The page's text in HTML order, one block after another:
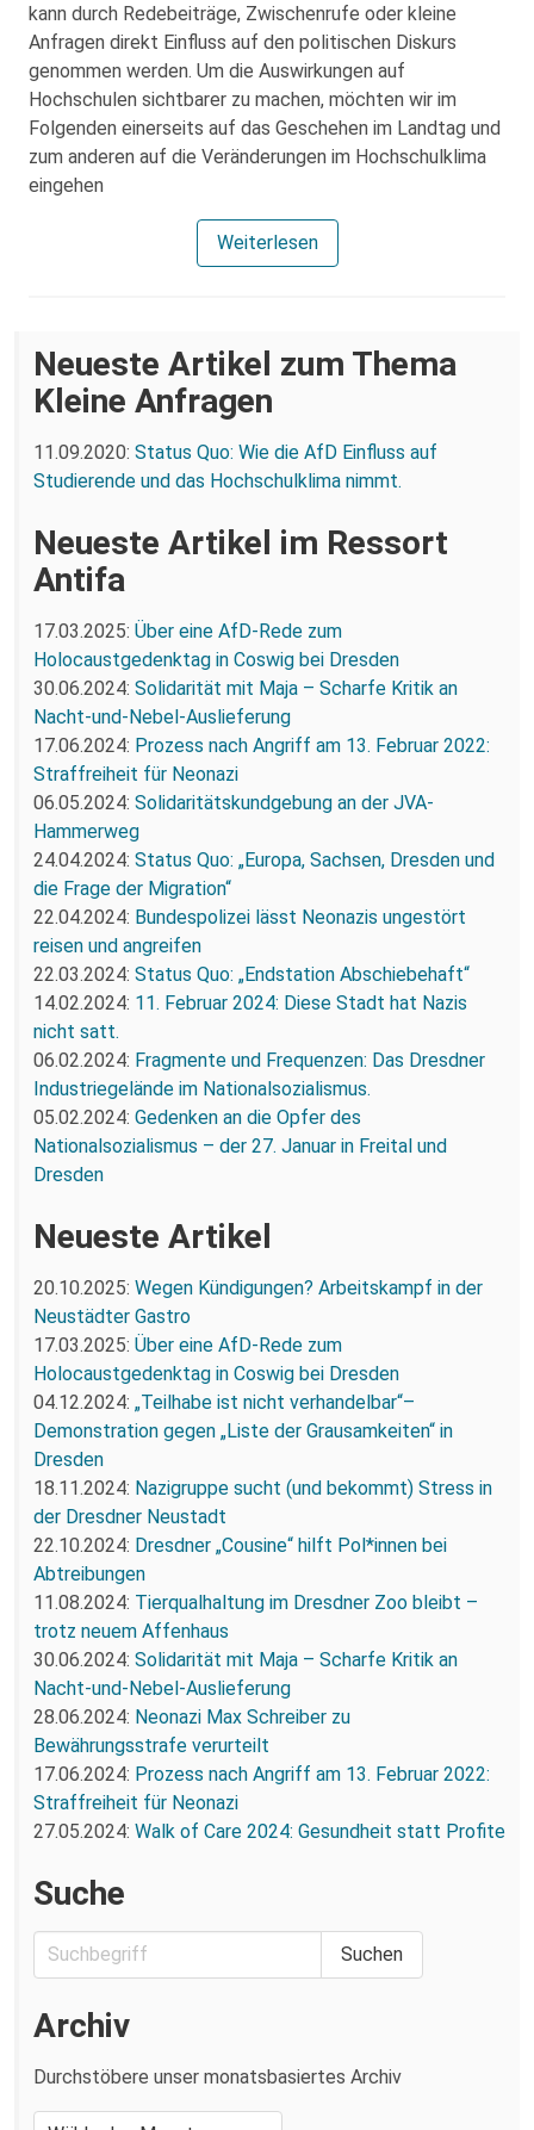
kann durch Redebeiträge, Zwischenrufe oder kleine
Anfragen direkt Einfluss auf den politischen Diskurs
genommen werden. Um die Auswirkungen auf
Hochschulen sichtbarer zu machen, möchten wir im
Folgenden einerseits auf das Geschehen im Landtag und
zum anderen auf die Veränderungen im Hochschulklima
eingehen
Weiterlesen
Neueste Artikel zum Thema
Kleine Anfragen
11.09.2020: Status Quo: Wie die AfD Einfluss auf
Studierende und das Hochschulklima nimmt.
Neueste Artikel im Ressort
Antifa
17.03.2025: Über eine AfD-Rede zum
Holocaustgedenktag in Coswig bei Dresden
30.06.2024: Solidarität mit Maja – Scharfe Kritik an
Nacht-und-Nebel-Auslieferung
17.06.2024: Prozess nach Angriff am 13. Februar 2022:
Straffreiheit für Neonazi
06.05.2024: Solidaritätskundgebung an der JVA-
Hammerweg
24.04.2024: Status Quo: „Europa, Sachsen, Dresden und
die Frage der Migration“
22.04.2024: Bundespolizei lässt Neonazis ungestört
reisen und angreifen
22.03.2024: Status Quo: „Endstation Abschiebehaft“
14.02.2024: 11. Februar 2024: Diese Stadt hat Nazis
nicht satt.
06.02.2024: Fragmente und Frequenzen: Das Dresdner
Industriegelände im Nationalsozialismus.
05.02.2024: Gedenken an die Opfer des
Nationalsozialismus – der 27. Januar in Freital und
Dresden
Neueste Artikel
20.10.2025: Wegen Kündigungen? Arbeitskampf in der
Neustädter Gastro
17.03.2025: Über eine AfD-Rede zum
Holocaustgedenktag in Coswig bei Dresden
04.12.2024: „Teilhabe ist nicht verhandelbar“–
Demonstration gegen „Liste der Grausamkeiten“ in
Dresden
18.11.2024: Nazigruppe sucht (und bekommt) Stress in
der Dresdner Neustadt
22.10.2024: Dresdner „Cousine“ hilft Pol*innen bei
Abtreibungen
11.08.2024: Tierqualhaltung im Dresdner Zoo bleibt –
trotz neuem Affenhaus
30.06.2024: Solidarität mit Maja – Scharfe Kritik an
Nacht-und-Nebel-Auslieferung
28.06.2024: Neonazi Max Schreiber zu
Bewährungsstrafe verurteilt
17.06.2024: Prozess nach Angriff am 13. Februar 2022:
Straffreiheit für Neonazi
27.05.2024: Walk of Care 2024: Gesundheit statt Profite
Suche
Archiv
Durchstöbere unser monatsbasiertes Archiv